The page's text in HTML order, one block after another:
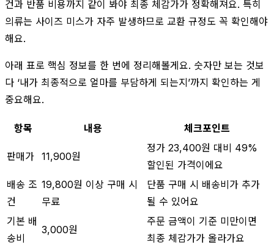
건과 반품 비용까지 같이 봐야 최종 체감가가 정확해져요. 특히
의류는 사이즈 미스가 자주 발생하므로 교환 규정도 꼭 확인해야
해요.
아래 표로 핵심 정보를 한 번에 정리해볼게요. 숫자만 보는 것보
다 ‘내가 최종적으로 얼마를 부담하게 되는지’까지 확인하는 게
중요해요.
항목 내용 체크포인트
판매가 11,900원
정가 23,400원 대비 49%
할인된 가격이에요
배송 조
건
19,800원 이상 구매 시
무료
단품 구매 시 배송비가 추가
될 수 있어요
기본 배
송비
3,000원
주문 금액이 기준 미만이면
최종 체감가가 올라가요